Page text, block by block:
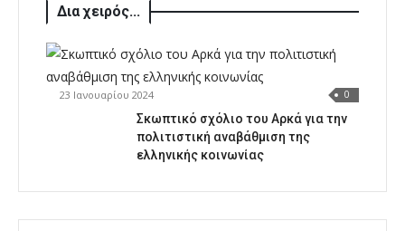
Δια χειρός...
23 Ιανουαρίου 2024 0
Σκωπτικό σχόλιο του Αρκά για την
πολιτιστική αναβάθμιση της
ελληνικής κοινωνίας